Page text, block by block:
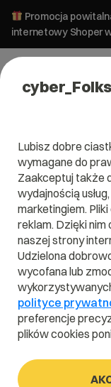
Promocja
internetowy Shoper w
Lubisz dobre
wymagane do
Zaakceptuj także
wydajnością
marketingiem.
reklam. Dzięki
naszej strony
Udzielona
wycofana lub
polityce
preferencje
plików cookies